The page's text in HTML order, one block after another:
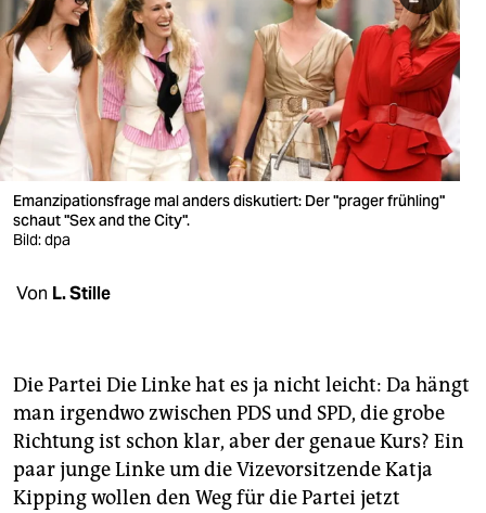
nord
wahrheit
verlag
verlag
veranstaltungen
fragen & hilfe
abo
genossenschaft
epaper login
Emanzipationsfrage mal anders diskutiert: Der "prager frühling"
schaut "Sex and the City".
Bild: dpa
Von L. Stille
Die Partei Die Linke hat es ja nicht leicht: Da hängt
man irgendwo zwischen PDS und SPD, die grobe
Richtung ist schon klar, aber der genaue Kurs? Ein
paar junge Linke um die Vizevorsitzende Katja
Kipping wollen den Weg für die Partei jetzt